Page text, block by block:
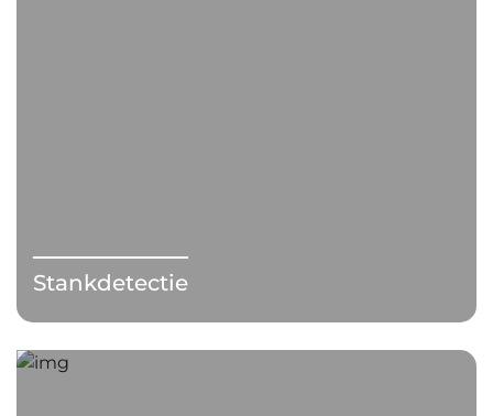
Stankdetectie